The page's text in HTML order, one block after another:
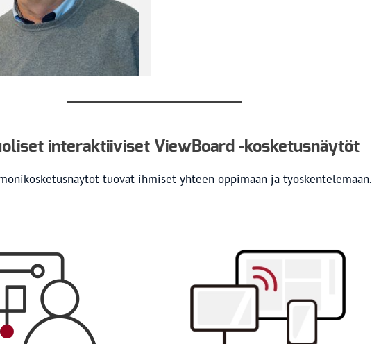
interaktiiviset ViewBoard -kosketusnäytöt
tuovat ihmiset yhteen oppimaan ja työskentelemään.